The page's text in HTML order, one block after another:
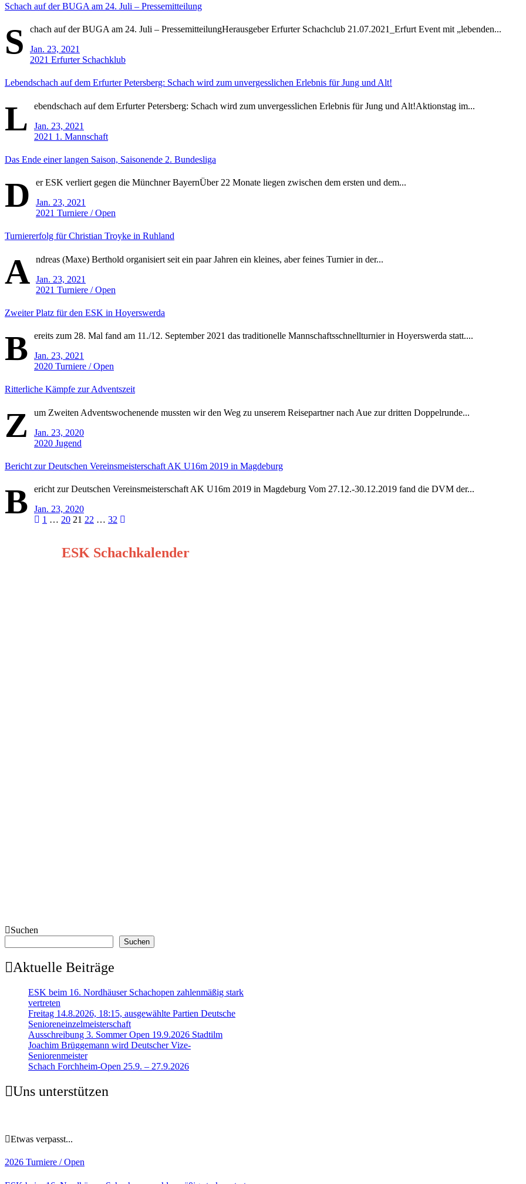
Schach auf der BUGA am 24. Juli – Pressemitteilung
S
chach auf der BUGA am 24. Juli – PressemitteilungHerausgeber Erfurter Schachclub 21.07.2021_Erfurt Event mit „lebenden...
Jan. 23, 2021
2021 Erfurter Schachklub
Lebendschach auf dem Erfurter Petersberg: Schach wird zum unvergesslichen Erlebnis für Jung und Alt!
L
ebendschach auf dem Erfurter Petersberg: Schach wird zum unvergesslichen Erlebnis für Jung und Alt!Aktionstag im...
Jan. 23, 2021
2021 1. Mannschaft
Das Ende einer langen Saison, Saisonende 2. Bundesliga
D
er ESK verliert gegen die Münchner BayernÜber 22 Monate liegen zwischen dem ersten und dem...
Jan. 23, 2021
2021 Turniere / Open
Turniererfolg für Christian Troyke in Ruhland
A ndreas (Maxe) Berthold organisiert seit ein paar Jahren ein kleines, aber feines Turnier in der...
Jan. 23, 2021
2021 Turniere / Open
Zweiter Platz für den ESK in Hoyerswerda
B
ereits zum 28. Mal fand am 11./12. September 2021 das traditionelle Mannschaftsschnellturnier in Hoyerswerda statt....
Jan. 23, 2021
2020 Turniere / Open
Ritterliche Kämpfe zur Adventszeit
Z
um Zweiten Adventswochenende mussten wir den Weg zu unserem Reisepartner nach Aue zur dritten Doppelrunde...
Jan. 23, 2020
2020 Jugend
Bericht zur Deutschen Vereinsmeisterschaft AK U16m 2019 in Magdeburg
B
ericht zur Deutschen Vereinsmeisterschaft AK U16m 2019 in Magdeburg Vom 27.12.-30.12.2019 fand die DVM der...
Jan. 23, 2020
Seitennummerierung
1 … 20 21 22 … 32
ESK Schachkalender
Suchen
Suchen
Aktuelle Beiträge
ESK beim 16. Nordhäuser Schachopen zahlenmäßig stark
vertreten
Freitag 14.8.2026, 18:15, ausgewählte Partien Deutsche
Senioreneinzelmeisterschaft
Ausschreibung 3. Sommer Open 19.9.2026 Stadtilm
Joachim Brüggemann wird Deutscher Vize-
Seniorenmeister
Schach Forchheim-Open 25.9. – 27.9.2026
Uns unterstützen
Etwas verpasst...
2026 Turniere / Open